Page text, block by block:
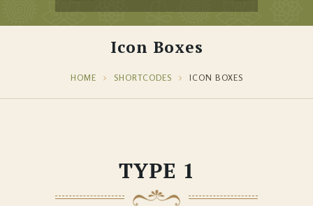
Icon Boxes
HOME SHORTCODES ICON BOXES
TYPE 1